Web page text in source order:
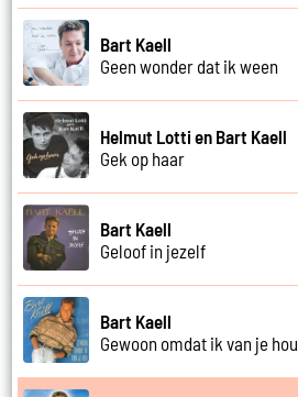
Bart Kaell
Geen wonder dat ik ween
Helmut Lotti en Bart Kaell
Gek op haar
Bart Kaell
Geloof in jezelf
Bart Kaell
Gewoon omdat ik van je hou